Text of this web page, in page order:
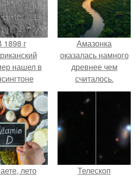
1898 г
нашел в
плиту с
Амазонка
оказалась намного
древнее чем
считалось.
лето
Телескоп